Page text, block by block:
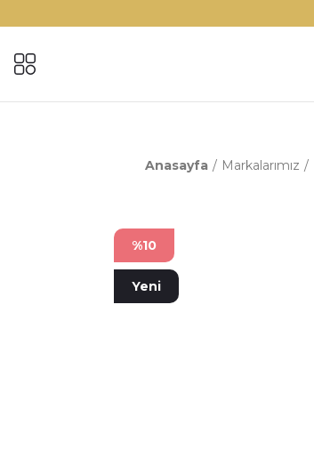
Anasayfa Markalarımız
%10
Yeni